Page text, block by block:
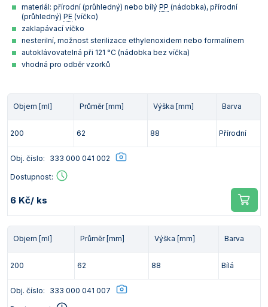
materiál: přírodní (průhledný) nebo bílý PP (nádobka), přírodní
(průhledný) PE (víčko)
zaklapávací víčko
nesterilní, možnost sterilizace ethylenoxidem nebo formalínem
autoklávovatelná při 121 °C (nádobka bez víčka)
vhodná pro odběr vzorků
Objem [ml] Průměr [mm] Výška [mm] Barva
200 62 88 Přírodní
Obj. číslo: 333 000 041 002
Dostupnost:
6 Kč/ ks
Objem [ml] Průměr [mm] Výška [mm] Barva
200 62 88 Bílá
Obj. číslo: 333 000 041 007